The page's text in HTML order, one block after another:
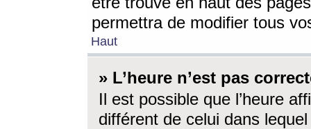
permettra de modifier tous
Haut
» L’heure n’est pas
Il est possible que l’heure
différent de celui dans